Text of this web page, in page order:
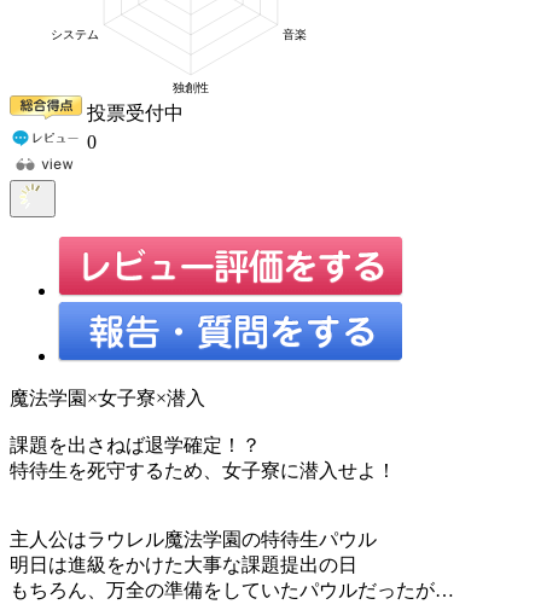
投票受付中
0
魔法学園×女子寮×潜入
課題を出さねば退学確定！？
特待生を死守するため、女子寮に潜入せよ！
主人公はラウレル魔法学園の特待生パウル
明日は進級をかけた大事な課題提出の日
もちろん、万全の準備をしていたパウルだったが…